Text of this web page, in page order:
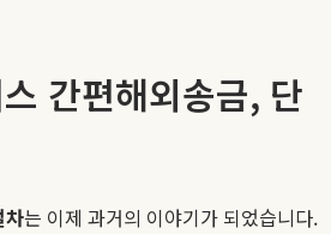
간편해외송금, 단
차는 이제 과거의 이야기가 되었습니다.